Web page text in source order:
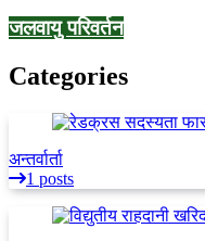
जलवायु परिवर्तन
Categories
अन्तर्वार्ता
1 posts